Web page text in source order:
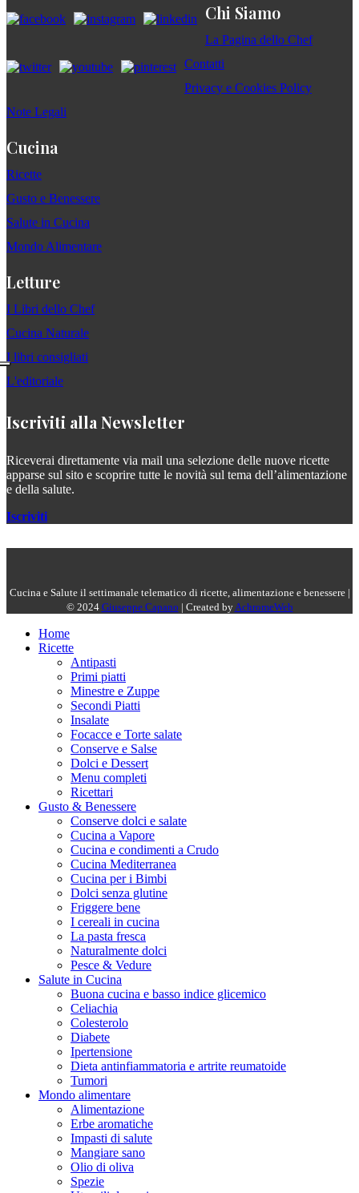
Chi Siamo
La Pagina dello Chef
Contatti
Privacy e Cookies Policy
Note Legali
Cucina
Ricette
Gusto e Benessere
Salute in Cucina
Mondo Alimentare
Letture
I Libri dello Chef
Cucina Naturale
I libri consigliati
L'editoriale
Iscriviti alla Newsletter
Riceverai direttamente via mail una selezione delle nuove ricette
apparse sul sito e scoprire tutte le novità sul tema dell’alimentazione
e della salute.
Iscriviti
Cucina e Salute il settimanale telematico di ricette, alimentazione e benessere |
© 2024 Giuseppe Capano | Created byAchromeWeb
Home
Ricette
Antipasti
Primi piatti
Minestre e Zuppe
Secondi Piatti
Insalate
Focacce e Torte salate
Conserve e Salse
Dolci e Dessert
Menu completi
Ricettari
Gusto & Benessere
Conserve dolci e salate
Cucina a Vapore
Cucina e condimenti a Crudo
Cucina Mediterranea
Cucina per i Bimbi
Dolci senza glutine
Friggere bene
I cereali in cucina
La pasta fresca
Naturalmente dolci
Pesce & Vedure
Salute in Cucina
Buona cucina e basso indice glicemico
Celiachia
Colesterolo
Diabete
Ipertensione
Dieta antinfiammatoria e artrite reumatoide
Tumori
Mondo alimentare
Alimentazione
Erbe aromatiche
Impasti di salute
Mangiare sano
Olio di oliva
Spezie